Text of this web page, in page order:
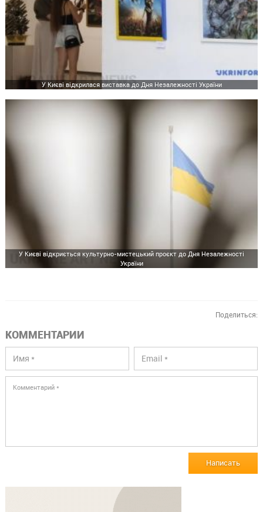
У Києві відкрилася виставка до Дня Незалежності України
У Києві відкриється культурно-мистецький проєкт до Дня Незалежності
України
Поделиться:
КОММЕНТАРИИ
Написать